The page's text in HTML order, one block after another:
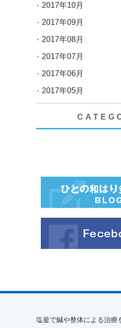
2017年10月
2017年09月
2017年08月
2017年07月
2017年06月
2017年05月
塩釜で鍼や整体による治療